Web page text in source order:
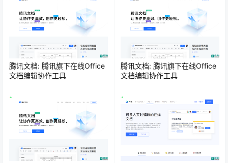
腾讯文档: 腾讯旗下在线Office
文档编辑协作工具
腾讯文档: 腾讯旗下在线Office
文档编辑协作工具